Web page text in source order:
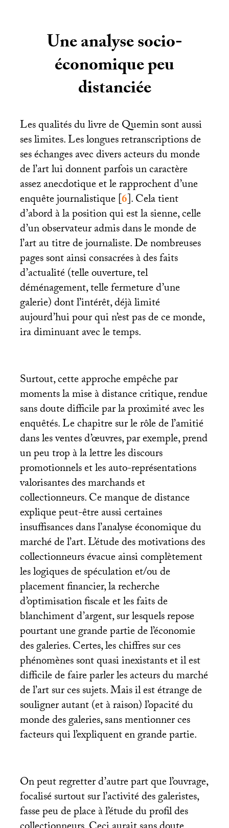
Une analyse socio-
économique peu
distanciée
Les qualités du livre de Quemin sont aussi
ses limites. Les longues retranscriptions de
ses échanges avec divers acteurs du monde
de l’art lui donnent parfois un caractère
assez anecdotique et le rapprochent d’une
enquête journalistique[6]. Cela tient
d’abord à la position qui est la sienne, celle
d’un observateur admis dans le monde de
l’art au titre de journaliste. De nombreuses
pages sont ainsi consacrées à des faits
d’actualité (telle ouverture, tel
déménagement, telle fermeture d’une
galerie) dont l’intérêt, déjà limité
aujourd’hui pour qui n’est pas de ce monde,
ira diminuant avec le temps.
Surtout, cette approche empêche par
moments la mise à distance critique, rendue
sans doute difficile par la proximité avec les
enquêtés. Le chapitre sur le rôle de l’amitié
dans les ventes d’œuvres, par exemple, prend
un peu trop à la lettre les discours
promotionnels et les auto-représentations
valorisantes des marchands et
collectionneurs. Ce manque de distance
explique peut-être aussi certaines
insuffisances dans l’analyse économique du
marché de l’art. L’étude des motivations des
collectionneurs évacue ainsi complètement
les logiques de spéculation et/ou de
placement financier, la recherche
d’optimisation fiscale et les faits de
blanchiment d’argent, sur lesquels repose
pourtant une grande partie de l’économie
des galeries. Certes, les chiffres sur ces
phénomènes sont quasi inexistants et il est
difficile de faire parler les acteurs du marché
de l’art sur ces sujets. Mais il est étrange de
souligner autant (et à raison) l’opacité du
monde des galeries, sans mentionner ces
facteurs qui l’expliquent en grande partie.
On peut regretter d’autre part que l’ouvrage,
focalisé surtout sur l’activité des galeristes,
fasse peu de place à l’étude du profil des